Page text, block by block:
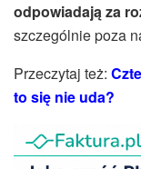
odpowiadają za
szczególnie poza
Przeczytaj też:
to się nie uda?